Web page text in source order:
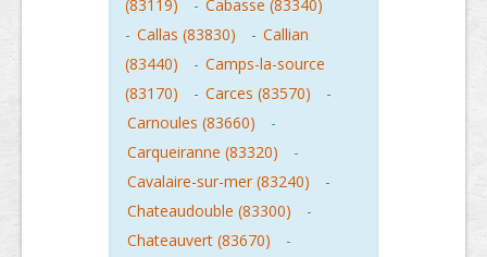
(83119) - Cabasse (83340)
- Callas (83830) - Callian
(83440)
- Camps-la-source
(83170)
- Carces (83570)
-
Carnoules (83660)
-
Carqueiranne (83320)
-
Cavalaire-sur-mer (83240)
-
Chateaudouble (83300)
-
Chateauvert (83670)
-